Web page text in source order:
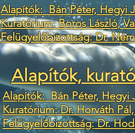
Alapítók: Bán Péter, Hegyi
Kuratórium: Boros László,
Felügyelőbizottság:Dr.
Alapítók,
Alapítók: Bán Péter, Hegyi
Kuratórium: Dr. Horváth
Felügyelőbizottság:Dr.